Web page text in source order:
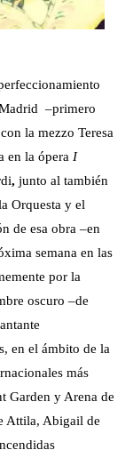
–primero
la mezzo Teresa
en la ópera I
, junto al también
Orquesta y el
de esa obra –en
semana en las
por la
oscuro –de
en el ámbito de la
más
Garden y Arena de
Attila, Abigail de